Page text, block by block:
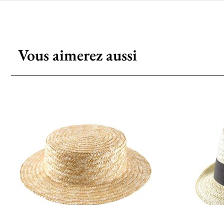
Vous aimerez aussi